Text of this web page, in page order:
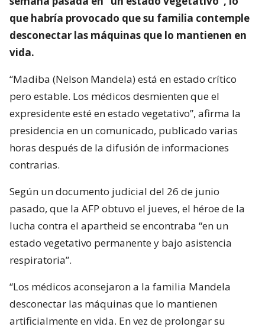
que habría provocado que su familia contemple
desconectar las máquinas que lo mantienen en
vida.
“Madiba (Nelson Mandela) está en estado crítico
pero estable. Los médicos desmienten que el
expresidente esté en estado vegetativo”, afirma la
presidencia en un comunicado, publicado varias
horas después de la difusión de informaciones
contrarias.
Según un documento judicial del 26 de junio
pasado, que la AFP obtuvo el jueves, el héroe de la
lucha contra el apartheid se encontraba “en un
estado vegetativo permanente y bajo asistencia
respiratoria”.
“Los médicos aconsejaron a la familia Mandela
desconectar las máquinas que lo mantienen
artificialmente en vida. En vez de prolongar su